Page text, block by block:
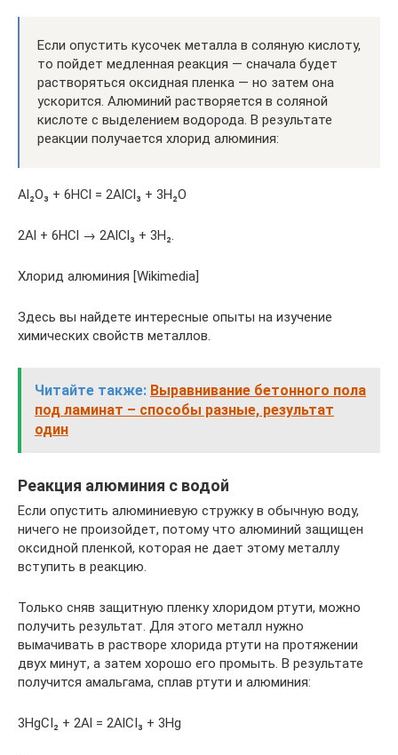
Если опустить кусочек металла в соляную кислоту,
то пойдет медленная реакция — сначала будет
растворяться оксидная пленка — но затем она
ускорится. Алюминий растворяется в соляной
кислоте с выделением водорода. В результате
реакции получается хлорид алюминия:
Al₂O₃ + 6HCl = 2Al­Cl₃ + 3H₂O
2Al + 6HCl → 2Al­Cl₃ + 3H₂.
Хлорид алюминия [Wikimedia]
Здесь вы найдете интересные опыты на изучение
химических свойств металлов.
Читайте также: Выравнивание бетонного пола
под ламинат – способы разные, результат
один
Реакция алюминия с водой
Если опустить алюминиевую стружку в обычную воду,
ничего не произойдет, потому что алюминий защищен
оксидной пленкой, которая не дает этому металлу
вступить в реакцию.
Только сняв защитную пленку хлоридом ртути, можно
получить результат. Для этого металл нужно
вымачивать в растворе хлорида ртути на протяжении
двух минут, а затем хорошо его промыть. В результате
получится амальгама, сплав ртути и алюминия:
3Hg­CI₂ + 2Al = 2Al­CI₃ + 3Hg